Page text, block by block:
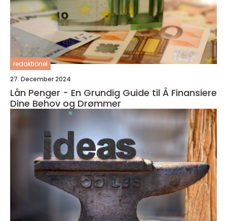
redaktionel
27. December 2024
Lån Penger - En Grundig Guide til Å Finansiere
Dine Behov og Drømmer